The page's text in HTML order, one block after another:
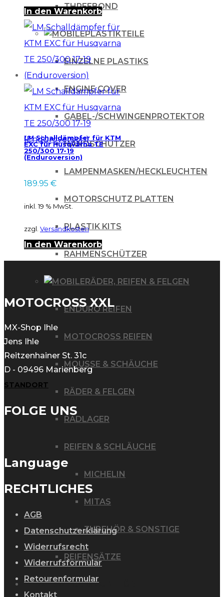
THREEBOND
PLASTIKTEILE
EINZELNE PLASTIKS
ENGINE COVER
GABEL-/SCHWINGENPROTEKTOR
HANDSCHÜTZER
LAMPENMASKEN/HECKLEUCHTEN
MOTORSCHUTZ PLATTEN
PLASTIK KITS
RAHMENSCHÜTZER
RÄDER, REIFEN & FELGEN
ENDURO REIFEN
MOTOCROSS REIFEN
MOUSSE & SCHÄUCHE
RÄDER & FELGEN
RADLAGER
REIFEN & SCHLÄUCHE
MICHELIN
MITAS
ZUBEHÖR & SONSTIGE
REIFENSÄTZE
WERKZEUG & ZUBEHÖR
In den Warenkorb
LM Schalldämpfer für KTM
EXC für Husqvarna TE
250/300 17-19
(Enduroversion)
189.95 €
inkl. 19 % MwSt.
zzgl. Versandkosten
In den Warenkorb
MOTOCROSS XXL
MX-Shop Ihle
Jens Ihle
Reitzenhainer St. 31c
D - 09496 Marienberg
STANDORT
FOLGE UNS
Language
RECHTLICHES
AGB
Datenschutzerklärung
Widerrufsrecht
Widerrufsformular
Retourenformular
Kontakt